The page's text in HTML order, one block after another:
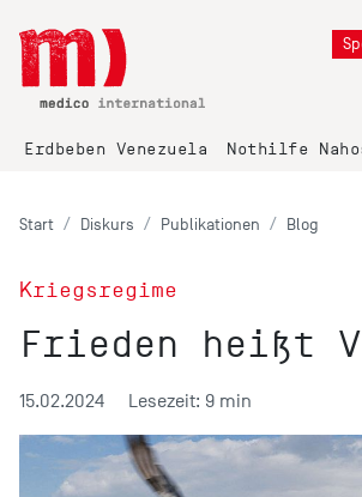
Erdbeben Venezuela Nothilfe
Start Diskurs Publikationen Blog
Kriegsregime
Frieden heißt
15.02.2024 Lesezeit: 9 min